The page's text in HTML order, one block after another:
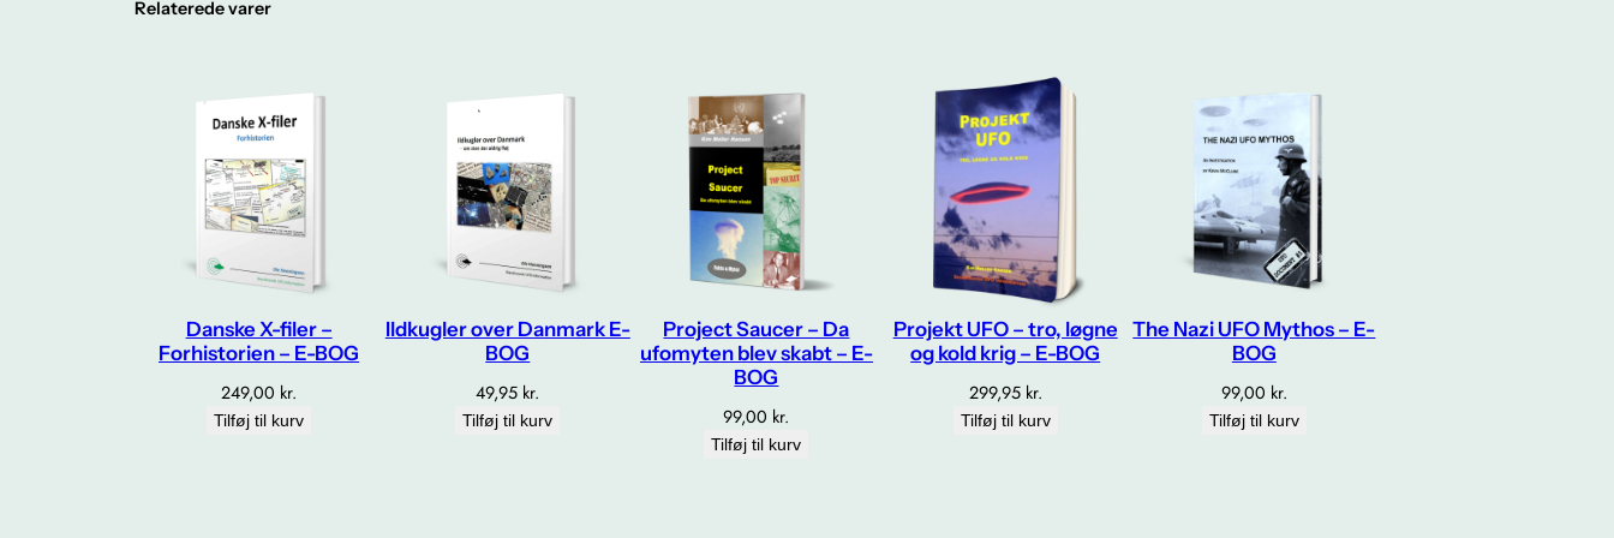
Relaterede varer
Danske X-filer –
Forhistorien – E-BOG
249,00 kr.
Tilføj til kurv
Ildkugler over Danmark E-
BOG
49,95 kr.
Tilføj til kurv
Project Saucer – Da
ufomyten blev skabt – E-
BOG
99,00 kr.
Tilføj til kurv
Projekt UFO – tro, løgne
og kold krig – E-BOG
299,95 kr.
Tilføj til kurv
The Nazi UFO Mythos – E-
BOG
99,00 kr.
Tilføj til kurv